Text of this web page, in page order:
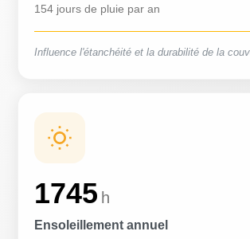
154 jours de pluie par an
Influence l'étanchéité et la durabilité de la
1745 h
Ensoleillement annuel